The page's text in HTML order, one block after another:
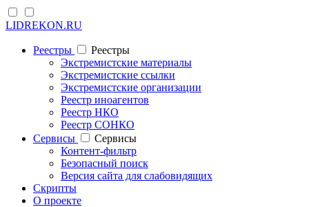
LIDREKON.RU
Реестры
Реестры
Экстремистские материалы
Экстремистские ссылки
Экстремистские организации
Реестр иноагентов
Реестр НКО
Реестр СОНКО
Cервисы
Cервисы
Контент-фильтр
Безопасный поиск
Версия сайта для слабовидящих
Скрипты
О проекте